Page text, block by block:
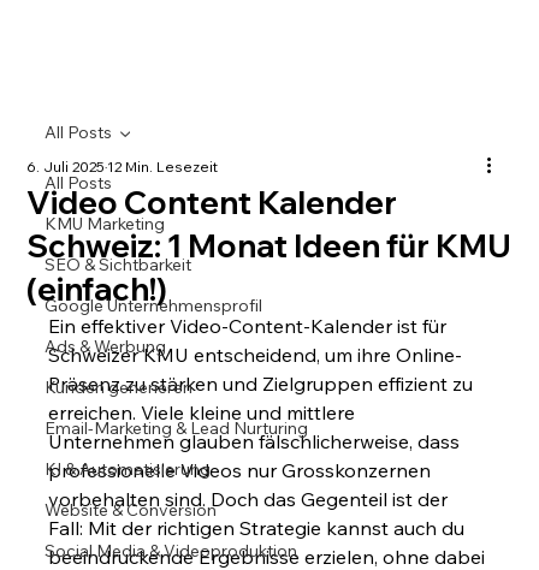
All Posts
KMU Marketing
SEO & Sichtbarkeit
Google Unternehmensprofil
Ads & Werbung
Kunden generieren
Email-Marketing & Lead Nurturing
KI & Automatisierung
Website & Conversion
Social Media & Videoproduktion
All Posts
Video Content Kalender
Schweiz: 1 Monat Ideen für KMU
(einfach!)
6. Juli 202512 Min. Lesezeit
Ein effektiver Video-Content-Kalender ist für
Schweizer KMU entscheidend, um ihre Online-
Präsenz zu stärken und Zielgruppen effizient zu
erreichen. Viele kleine und mittlere
Unternehmen glauben fälschlicherweise, dass
professionelle Videos nur Grosskonzernen
vorbehalten sind. Doch das Gegenteil ist der
Fall: Mit der richtigen Strategie kannst auch du
beeindruckende Ergebnisse erzielen, ohne dabei